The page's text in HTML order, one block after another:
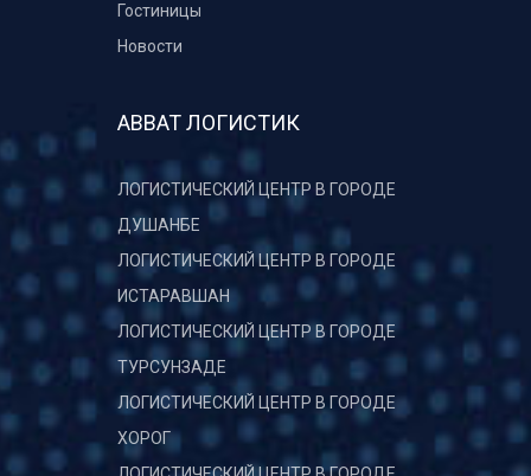
Гостиницы
Новости
АВВАТ ЛОГИСТИК
ЛОГИСТИЧЕСКИЙ ЦЕНТР В ГОРОДЕ
ДУШАНБЕ
ЛОГИСТИЧЕСКИЙ ЦЕНТР В ГОРОДЕ
ИСТАРАВШАН
ЛОГИСТИЧЕСКИЙ ЦЕНТР В ГОРОДЕ
ТУРСУНЗАДЕ
ЛОГИСТИЧЕСКИЙ ЦЕНТР В ГОРОДЕ
ХОРОГ